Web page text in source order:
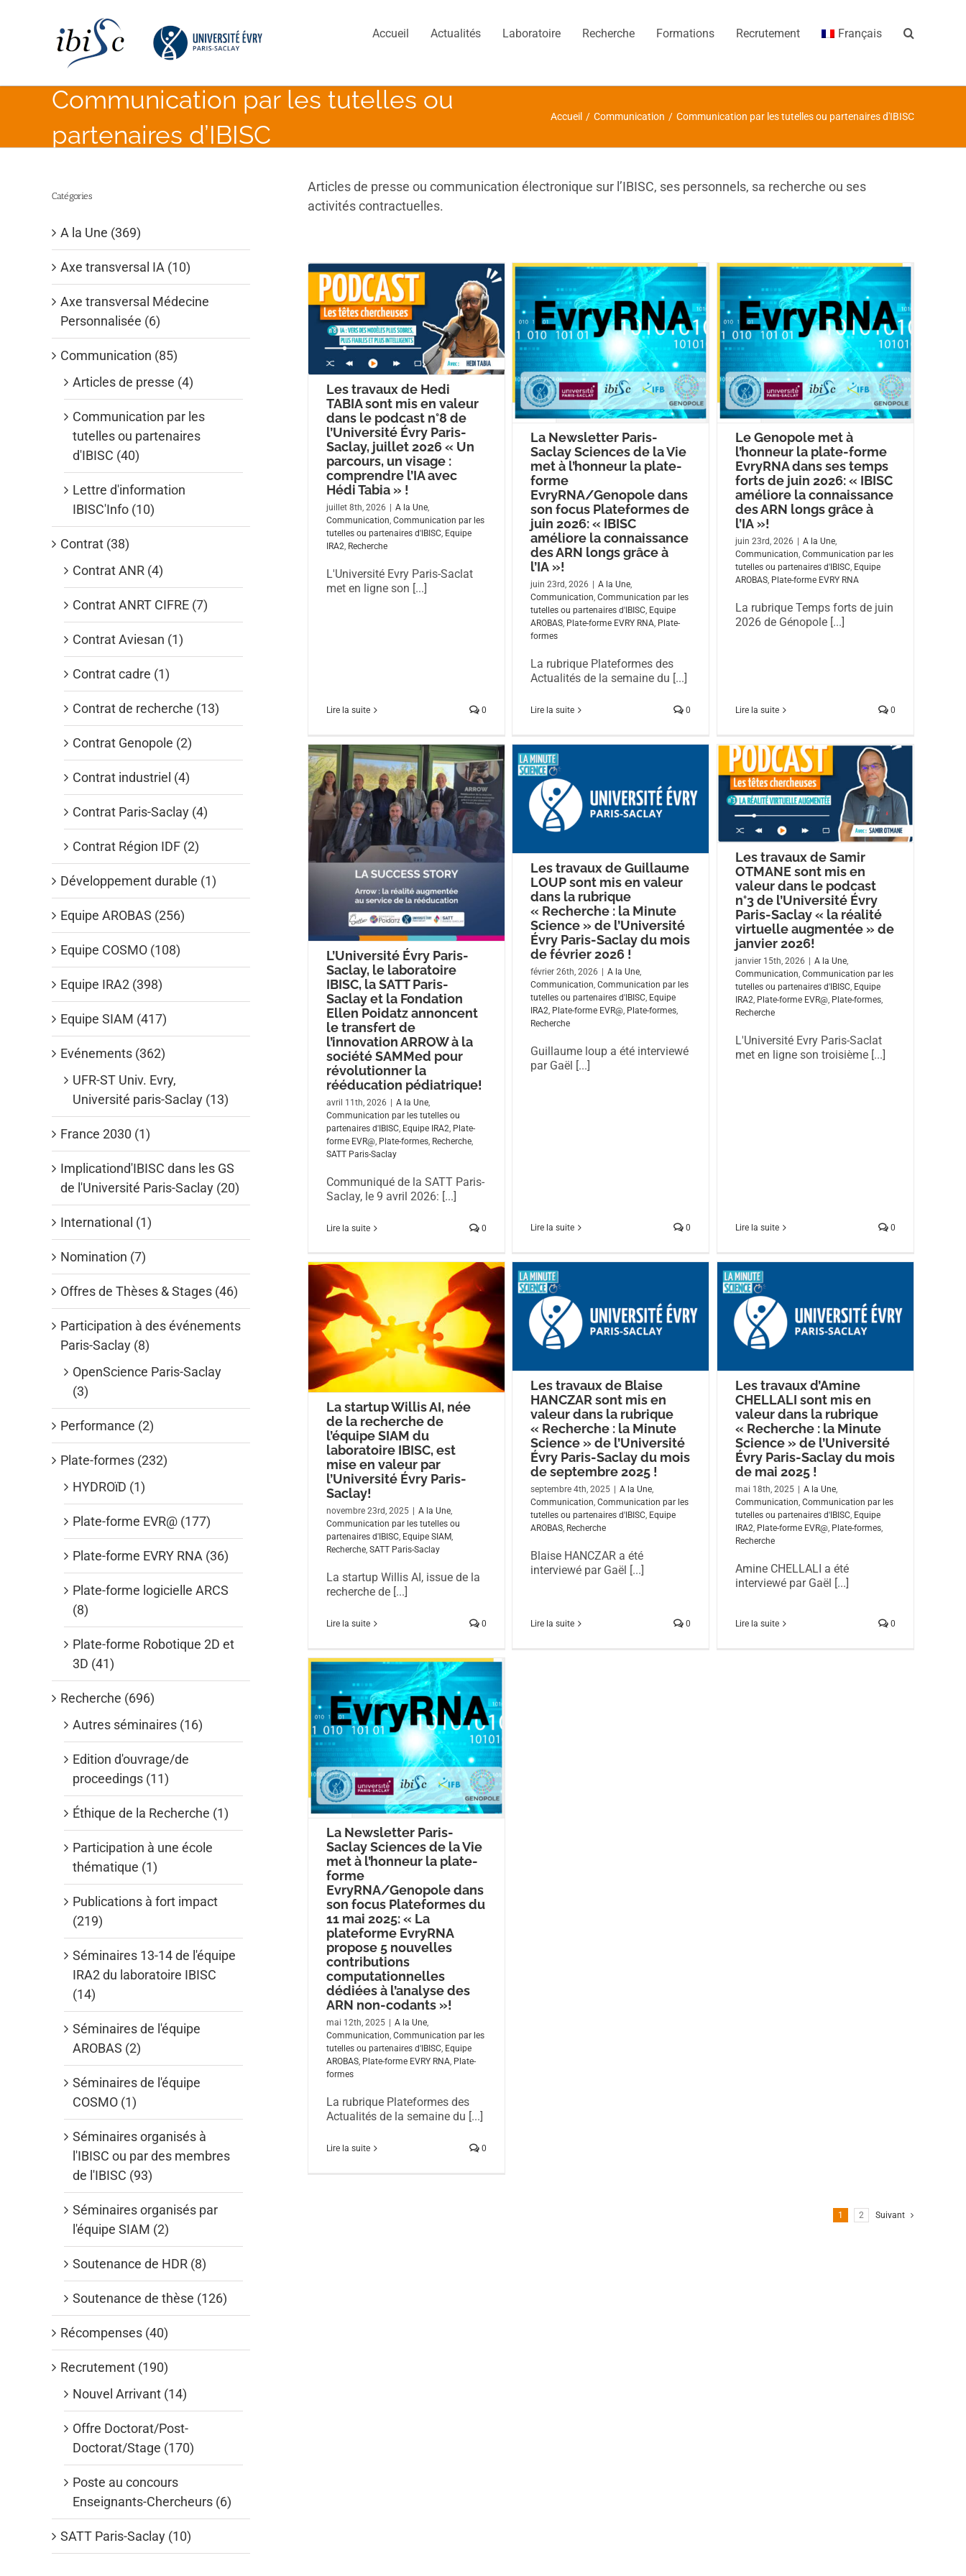
Accueil Actualités Laboratoire Recherche Formations Recrutement Français
Communication par les tutelles ou
partenaires d’IBISC
Accueil / Communication / Communication par les tutelles ou partenaires d'IBISC
Articles de presse ou communication électronique sur l’IBISC, ses personnels, sa recherche ou ses
activités contractuelles.
Les travaux de Hedi
TABIA sont mis en valeur
dans le podcast n°8 de
l’Université Évry Paris-
Saclay, juillet 2026 « Un
parcours, un visage :
comprendre l’IA avec
Hédi Tabia » !
juillet 8th, 2026 | A la Une
Communication Communication par les
tutelles ou partenaires d'IBISC Equipe
IRA2 Recherche
L'Université Evry Paris-Saclat
met en ligne son [...]
Lire la suite 0
La Newsletter Paris-
Saclay Sciences de la Vie
met à l’honneur la plate-
forme
EvryRNA/Genopole dans
son focus Plateformes de
juin 2026: « IBISC
améliore la connaissance
des ARN longs grâce à
l’IA »!
juin 23rd, 2026 A la Une,
Communication, Communication par les
tutelles ou partenaires d'IBISC, Equipe
AROBAS, Plate-forme EVRY RNA, Plate-
formes
La rubrique Plateformes des
Actualités de la semaine du [...]
Lire la suite 0
Le Genopole met à
l’honneur la plate-forme
EvryRNA dans ses temps
forts de juin 2026: « IBISC
améliore la connaissance
des ARN longs grâce à
l’IA »!
juin 23rd, 2026 A la Une,
Communication, Communication par les
tutelles ou partenaires d'IBISC, Equipe
AROBAS, Plate-forme EVRY RNA
La rubrique Temps forts de juin
2026 de Génopole [...]
Lire la suite 0
L’Université Évry Paris-
Saclay, le laboratoire
IBISC, la SATT Paris-
Saclay et la Fondation
Ellen Poidatz annoncent
le transfert de
l’innovation ARROW à la
société SAMMed pour
révolutionner la
rééducation pédiatrique!
avril 11th, 2026 | A la Une
Communication par les tutelles ou
partenaires d'IBISC Equipe IRA2 Plate-
forme EVR@ Plate-formes Recherche
SATT Paris-Saclay
Communiqué de la SATT Paris-
Saclay, le 9 avril 2026: [...]
Lire la suite 0
Les travaux de Guillaume
LOUP sont mis en valeur
dans la rubrique
« Recherche : la Minute
Science » de l’Université
Évry Paris-Saclay du mois
de février 2026 !
février 26th, 2026 A la Une,
Communication, Communication par les
tutelles ou partenaires d'IBISC, Equipe
IRA2, Plate-forme EVR@, Plate-formes,
Recherche
Guillaume loup a été interviewé
par Gaël [...]
Lire la suite 0
Les travaux de Samir
OTMANE sont mis en
valeur dans le podcast
n°3 de l’Université Évry
Paris-Saclay « la réalité
virtuelle augmentée » de
janvier 2026!
janvier 15th, 2026 A la Une,
Communication, Communication par les
tutelles ou partenaires d'IBISC, Equipe
IRA2, Plate-forme EVR@, Plate-formes,
Recherche
L'Université Evry Paris-Saclat
met en ligne son troisième [...]
Lire la suite 0
La startup Willis AI, née
de la recherche de
l’équipe SIAM du
laboratoire IBISC, est
mise en valeur par
l’Université Évry Paris-
Saclay!
novembre 23rd, 2025 | A la Une
Communication par les tutelles ou
partenaires d'IBISC Equipe SIAM
Recherche SATT Paris-Saclay
La startup Willis AI, issue de la
recherche de [...]
Lire la suite 0
Les travaux de Blaise
HANCZAR sont mis en
valeur dans la rubrique
« Recherche : la Minute
Science » de l’Université
Évry Paris-Saclay du mois
de septembre 2025 !
septembre 4th, 2025 A la Une,
Communication, Communication par les
tutelles ou partenaires d'IBISC, Equipe
AROBAS, Recherche
Blaise HANCZAR a été
interviewé par Gaël [...]
Lire la suite 0
Les travaux d’Amine
CHELLALI sont mis en
valeur dans la rubrique
« Recherche : la Minute
Science » de l’Université
Évry Paris-Saclay du mois
de mai 2025 !
mai 18th, 2025 A la Une,
Communication, Communication par les
tutelles ou partenaires d'IBISC, Equipe
IRA2, Plate-forme EVR@, Plate-formes,
Recherche
Amine CHELLALI a été
interviewé par Gaël [...]
Lire la suite 0
La Newsletter Paris-
Saclay Sciences de la Vie
met à l’honneur la plate-
forme
EvryRNA/Genopole dans
son focus Plateformes du
11 mai 2025: « La
plateforme EvryRNA
propose 5 nouvelles
contributions
computationnelles
dédiées à l’analyse des
ARN non-codants »!
mai 12th, 2025 A la Une,
Communication, Communication par les
tutelles ou partenaires d'IBISC, Equipe
AROBAS, Plate-forme EVRY RNA, Plate-
formes
La rubrique Plateformes des
Actualités de la semaine du [...]
Lire la suite 0
1 2 Suivant
Catégories
A la Une (369)
Axe transversal IA (10)
Axe transversal Médecine
Personnalisée (6)
Communication (85)
Articles de presse (4)
Communication par les
tutelles ou partenaires
d'IBISC (40)
Lettre d'information
IBISC'Info (10)
Contrat (38)
Contrat ANR (4)
Contrat ANRT CIFRE (7)
Contrat Aviesan (1)
Contrat cadre (1)
Contrat de recherche (13)
Contrat Genopole (2)
Contrat industriel (4)
Contrat Paris-Saclay (4)
Contrat Région IDF (2)
Développement durable (1)
Equipe AROBAS (256)
Equipe COSMO (108)
Equipe IRA2 (398)
Equipe SIAM (417)
Evénements (362)
UFR-ST Univ. Evry,
Université paris-Saclay (13)
France 2030 (1)
Implicationd'IBISC dans les GS
de l'Université Paris-Saclay (20)
International (1)
Nomination (7)
Offres de Thèses & Stages (46)
Participation à des événements
Paris-Saclay (8)
OpenScience Paris-Saclay
(3)
Performance (2)
Plate-formes (232)
HYDROïD (1)
Plate-forme EVR@ (177)
Plate-forme EVRY RNA (36)
Plate-forme logicielle ARCS
(8)
Plate-forme Robotique 2D et
3D (41)
Recherche (696)
Autres séminaires (16)
Edition d'ouvrage/de
proceedings (11)
Éthique de la Recherche (1)
Participation à une école
thématique (1)
Publications à fort impact
(219)
Séminaires 13-14 de l'équipe
IRA2 du laboratoire IBISC
(14)
Séminaires de l'équipe
AROBAS (2)
Séminaires de l'équipe
COSMO (1)
Séminaires organisés à
l'IBISC ou par des membres
de l'IBISC (93)
Séminaires organisés par
l'équipe SIAM (2)
Soutenance de HDR (8)
Soutenance de thèse (126)
Récompenses (40)
Recrutement (190)
Nouvel Arrivant (14)
Offre Doctorat/Post-
Doctorat/Stage (170)
Poste au concours
Enseignants-Chercheurs (6)
SATT Paris-Saclay (10)